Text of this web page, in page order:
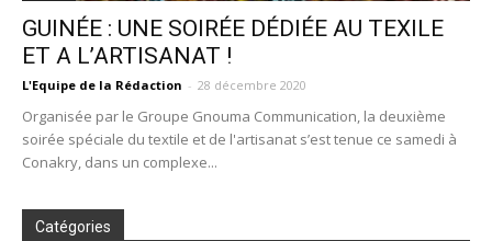
GUINÉE : UNE SOIRÉE DÉDIÉE AU TEXILE
ET A L’ARTISANAT !
L'Equipe de la Rédaction - 28 décembre 2020
Organisée par le Groupe Gnouma Communication, la deuxième
soirée spéciale du textile et de l'artisanat s’est tenue ce samedi à
Conakry, dans un complexe...
Catégories